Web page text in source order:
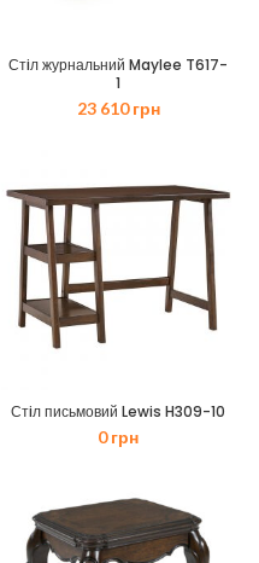
Стiл журнальний Maylee T617-
1
23 610грн
Стiл письмовий Lewis H309-10
0грн